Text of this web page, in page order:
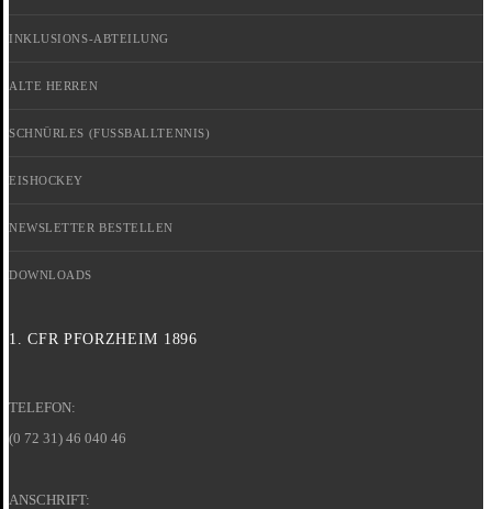
INKLUSIONS-ABTEILUNG
ALTE HERREN
SCHNÜRLES (FUSSBALLTENNIS)
EISHOCKEY
NEWSLETTER BESTELLEN
DOWNLOADS
1. CFR PFORZHEIM 1896
TELEFON:
(0 72 31) 46 040 46
ANSCHRIFT: